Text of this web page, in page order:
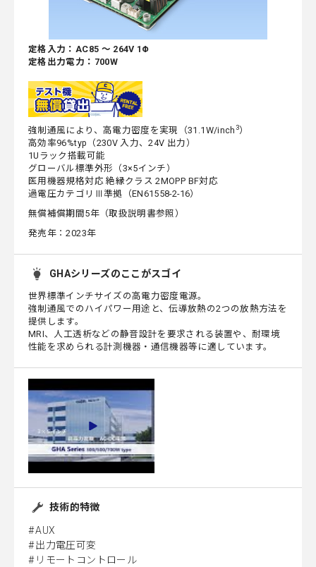
定格入力：AC85 ～ 264V 1Φ
定格出力電力：700W
強制通風により、高電力密度を実現（31.1W/inch3）
高効率96%typ（230V 入力、24V 出力）
1Uラック搭載可能
グローバル標準外形（3×5インチ）
医用機器規格対応 絶縁クラス 2MOPP BF対応
過電圧カテゴリⅢ準拠（EN61558-2-16）
無償補償期間5年（取扱説明書参照）
発売年：2023年
GHAシリーズのここがスゴイ
世界標準インチサイズの高電力密度電源。
強制通風でのハイパワー用途と、伝導放熱の2つの放熱方法を
提供します。
MRI、人工透析などの静音設計を要求される装置や、耐環境
性能を求められる計測機器・通信機器等に適しています。
技術的特徴
AUX
出力電圧可変
リモートコントロール